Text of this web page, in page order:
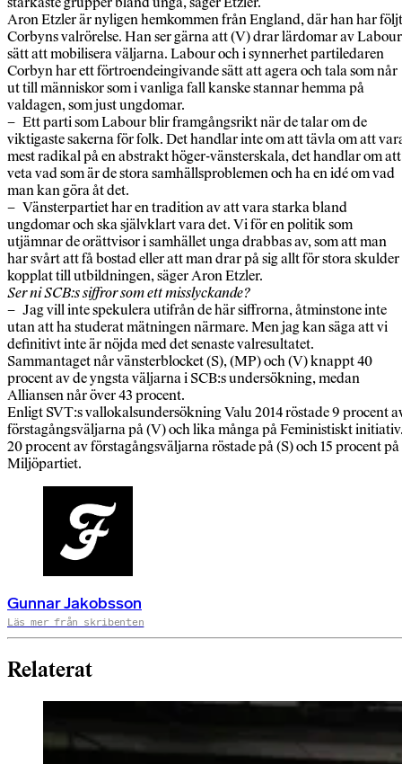
Aron Etzler är nyligen hemkommen från England, där han har följt
Corbyns valrörelse. Han ser gärna att (V) drar lärdomar av
sätt att mobilisera väljarna. Labour och i synnerhet partiledaren
Corbyn har ett förtroendeingivande sätt att agera och tala som når
ut till människor som i vanliga fall kanske stannar hemma på
valdagen, som just ungdomar.
– Ett parti som Labour blir framgångsrikt när de talar om de
viktigaste sakerna för folk. Det handlar inte om att tävla om att
mest radikal på en abstrakt höger-vänsterskala, det handlar om att
veta vad som är de stora samhällsproblemen och ha en idé om vad
man kan göra åt det.
– Vänsterpartiet har en tradition av att vara starka bland
ungdomar och ska självklart vara det. Vi för en politik som
utjämnar de orättvisor i samhället unga drabbas av, som att man
har svårt att få bostad eller att man drar på sig allt för stora skulder
kopplat till utbildningen, säger Aron Etzler.
Ser ni SCB:s siffror som ett misslyckande?
– Jag vill inte spekulera utifrån de här siffrorna, åtminstone inte
utan att ha studerat mätningen närmare. Men jag kan säga att vi
definitivt inte är nöjda med det senaste valresultatet.
Sammantaget når vänsterblocket (S), (MP) och (V) knappt 40
procent av de yngsta väljarna i SCB:s undersökning, medan
Alliansen når över 43 procent.
Enligt SVT:s vallokalsundersökning Valu 2014 röstade 9 procent
förstagångsväljarna på (V) och lika många på Feministiskt
20 procent av förstagångsväljarna röstade på (S) och 15 procent på
Miljöpartiet.
Gunnar Jakobsson
Läs mer från skribenten
Relaterat